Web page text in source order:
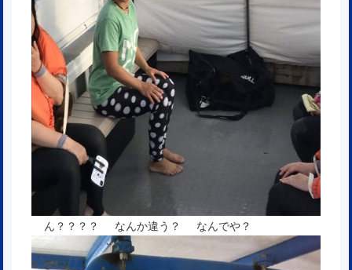
ん？？？？ なんか違う？ なんでや？